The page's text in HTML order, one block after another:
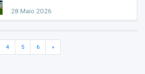
28 Maio 2026
4 5 6 »